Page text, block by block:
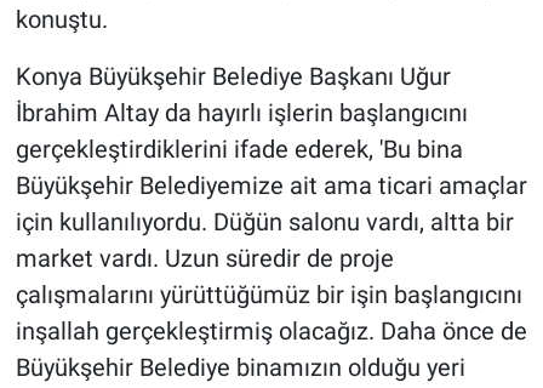
konuştu.
Konya Büyükşehir Belediye Başkanı Uğur
İbrahim Altay da hayırlı işlerin başlangıcını
gerçekleştirdiklerini ifade ederek, 'Bu bina
Büyükşehir Belediyemize ait ama ticari amaçlar
için kullanılıyordu. Düğün salonu vardı, altta bir
market vardı. Uzun süredir de proje
çalışmalarını yürüttüğümüz bir işin başlangıcını
inşallah gerçekleştirmiş olacağız. Daha önce de
Büyükşehir Belediye binamızın olduğu yeri